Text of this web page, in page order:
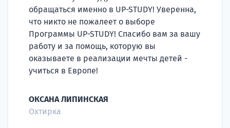
обращаться именно в UP-STUDY! Уверенна,
что никто не пожалеет о выборе
Программы UP-STUDY! Спасибо вам за вашу
работу и за помощь, которую вы
оказываете в реализации мечты детей -
учиться в Европе!
ОКСАНА ЛИПИНСКАЯ
Охтирка